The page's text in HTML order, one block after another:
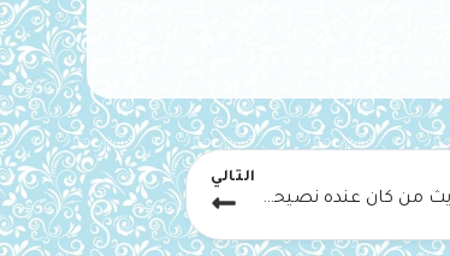
التالي
بيان ضعف حديث من كان عنده نصيحة لذي سلطان فلا يبدها له علانية